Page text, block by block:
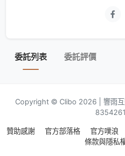
委託列表 委託評價
Copyright © Clibo 2026 | 響雨互
贊助感謝 官方部落格 官方噗浪
條款與隱私